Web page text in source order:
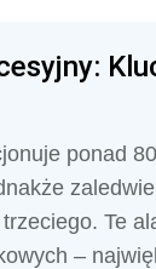
ponad
Te
–